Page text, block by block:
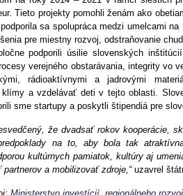
Tieto projekty pomohli ženám ako
sa spolupráca medzi umelcami
pre miestny rozvoj, odstraňovanie
podporili úsilie slovenských
verejného obstarávania, integrity vo
rádioaktívnymi a jadrovými
a vzdelávať deti v tejto oblasti.
sme startupy a poskytli štipendiá pre
že dvadsať rokov kooperácie,
na to, aby bola tak
kultúrnych pamiatok, kultúry aj
a mobilizovať zdroje,“ uzavrel